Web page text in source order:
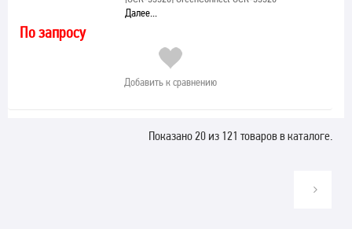
Далее...
По запросу
Добавить к сравнению
Показано 20 из 121 товаров в каталоге.